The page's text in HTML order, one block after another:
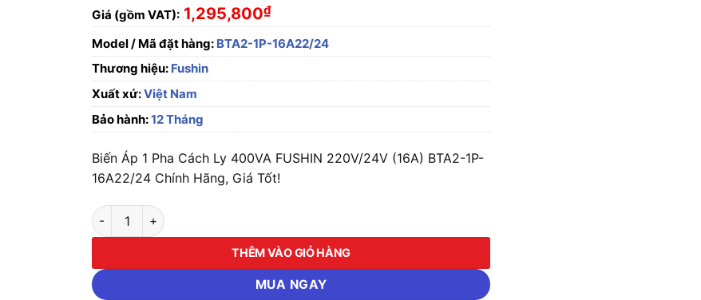
Giá (gồm VAT): 1,295,800₫
Model / Mã đặt hàng: BTA2-1P-16A22/24
Thương hiệu: Fushin
Xuất xứ:Việt Nam
Bảo hành:12 Tháng
Biến Áp 1 Pha Cách Ly 400VA FUSHIN 220V/24V (16A) BTA2-1P-
16A22/24 Chính Hãng, Giá Tốt!
Biến Áp 1 Pha Cách Ly 400VA FUSHIN 220V/24V (16A) BTA2-1P-16A22/24 số lượng
THÊM VÀO GIỎ HÀNG
MUA NGAY